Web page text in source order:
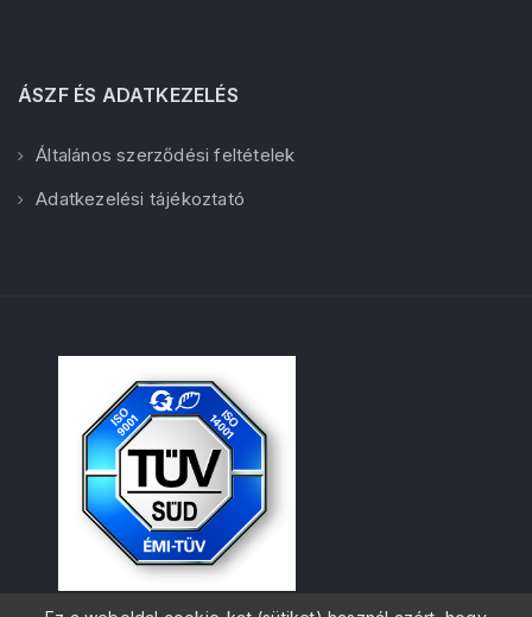
ÁSZF ÉS ADATKEZELÉS
Általános szerződési feltételek
Adatkezelési tájékoztató